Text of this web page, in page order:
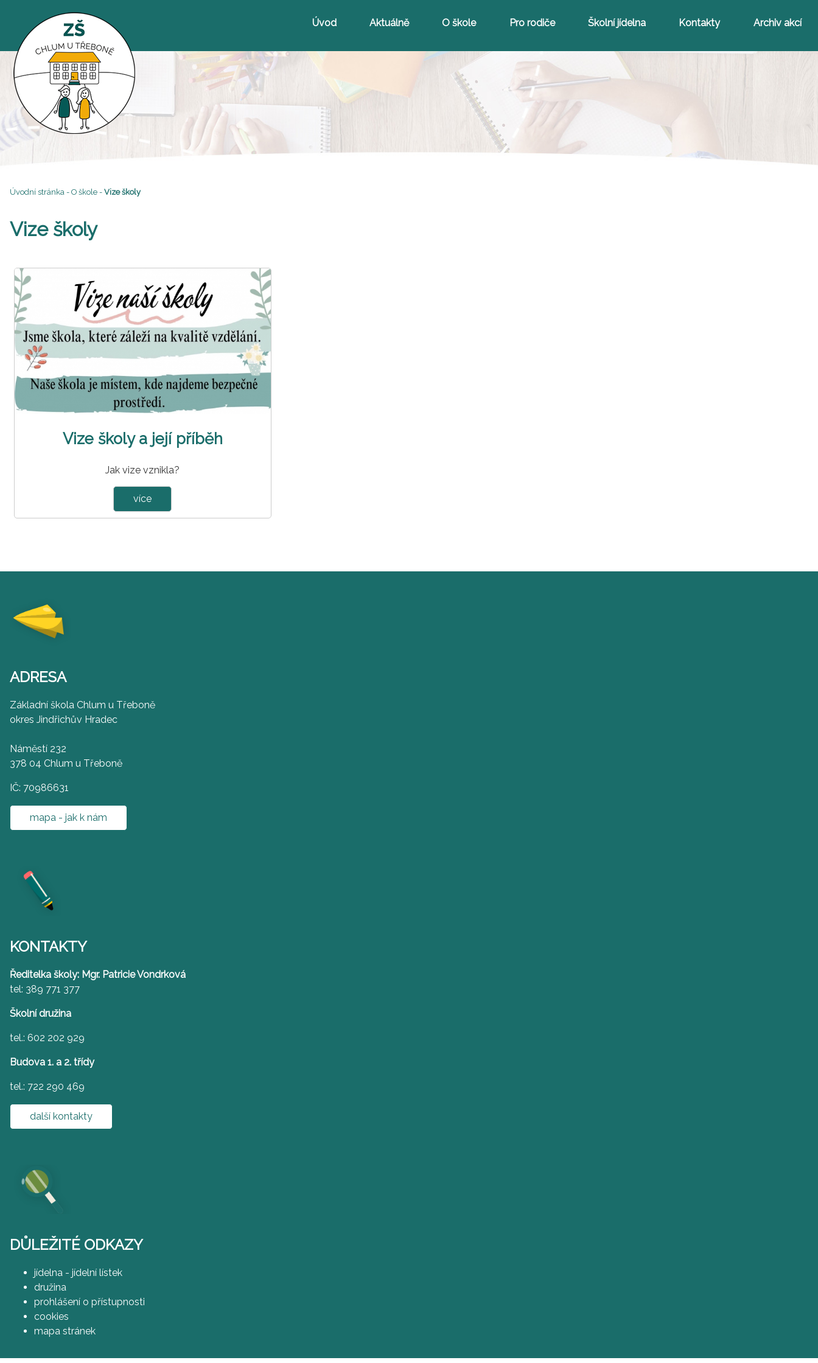
Úvod Aktuálně O škole Pro rodiče Školní jídelna Kontakty Archiv akcí
Úvodní stránka - O škole - Vize školy
Vize školy
Vize školy a její příběh
Jak vize vznikla?
více
ADRESA
Základní škola Chlum u Třeboně
okres Jindřichův Hradec
Náměstí 232
378 04 Chlum u Třeboně
IČ: 70986631
mapa - jak k nám
KONTAKTY
Ředitelka školy: Mgr. Patricie Vondrková
tel: 389 771 377
Školní družina
tel.: 602 202 929
Budova 1. a 2. třídy
tel.: 722 290 469
další kontakty
DŮLEŽITÉ ODKAZY
jídelna - jídelní lístek
družina
prohlášení o přístupnosti
cookies
mapa stránek